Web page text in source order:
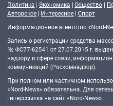
Политика | Экономика | Общество |
Авторское | Интересное | Спорт
Информационное агентство «Nord-
Запись о регистрации средства
№ ФС77-62541 от 27.07.2015 г.
надзору в сфере связи,
коммуникаций (Роскомнадзор).
При полном или частичном
«Nord-News» обязательна. Для
гиперссылка на сайт «Nord-News».